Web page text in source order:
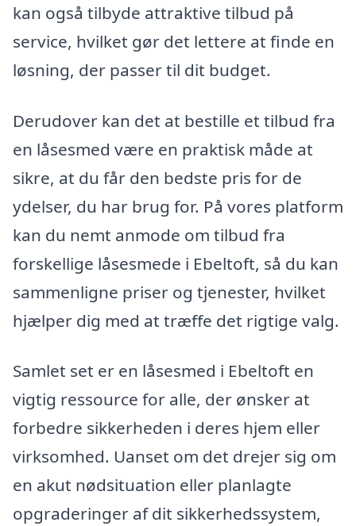
kan også tilbyde attraktive tilbud på
service, hvilket gør det lettere at finde en
løsning, der passer til dit budget.
Derudover kan det at bestille et tilbud fra
en låsesmed være en praktisk måde at
sikre, at du får den bedste pris for de
ydelser, du har brug for. På vores platform
kan du nemt anmode om tilbud fra
forskellige låsesmede i Ebeltoft, så du kan
sammenligne priser og tjenester, hvilket
hjælper dig med at træffe det rigtige valg.
Samlet set er en låsesmed i Ebeltoft en
vigtig ressource for alle, der ønsker at
forbedre sikkerheden i deres hjem eller
virksomhed. Uanset om det drejer sig om
en akut nødsituation eller planlagte
opgraderinger af dit sikkerhedssystem,